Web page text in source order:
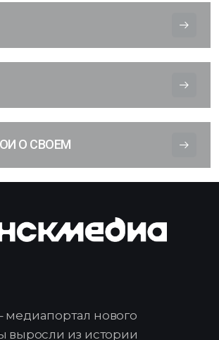
О СВОЕМ
нового
выросли из истории